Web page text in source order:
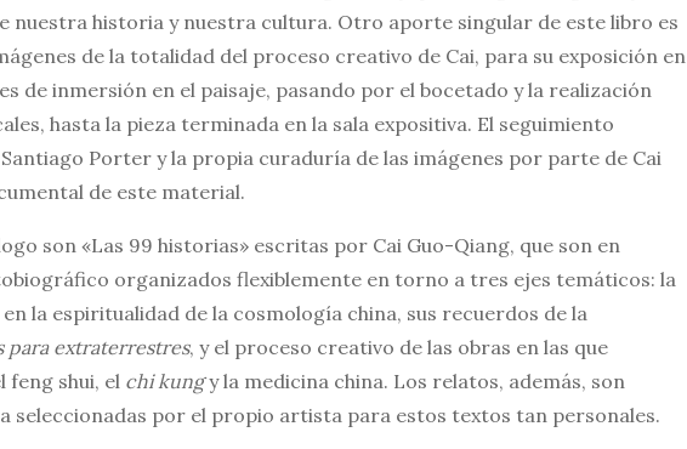
nuestra historia y nuestra cultura. Otro aporte singular de este libro es
de la totalidad del proceso creativo de Cai, para su exposición en
de inmersión en el paisaje, pasando por el bocetado y la realización
hasta la pieza terminada en la sala expositiva. El seguimiento
Porter y la propia curaduría de las imágenes por parte de Cai
de este material.
son «Las 99 historias» escritas por Cai Guo-Qiang, que son en
organizados flexiblemente en torno a tres ejes temáticos: la
la espiritualidad de la cosmología china, sus recuerdos de la
para extraterrestres, y el proceso creativo de las obras en las que
feng shui, el chi kungy la medicina china. Los relatos, además, son
seleccionadas por el propio artista para estos textos tan personales.